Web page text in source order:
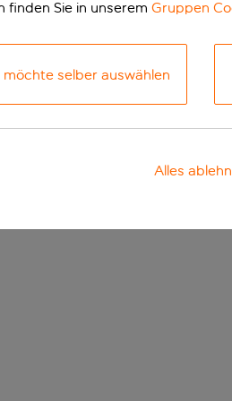
finden Sie in unserem Gruppen
möchte selber auswählen
Alles